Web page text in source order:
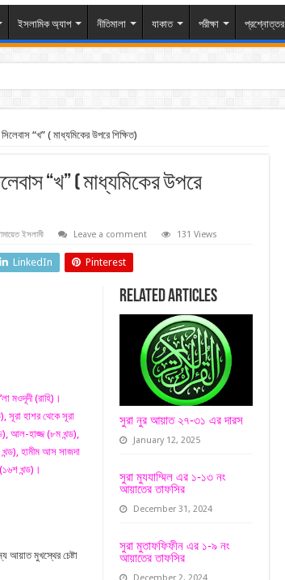
ইসলামিক অ্যাপ নীতিমালা যাকাত পরীক্ষা প্রশ্নোত্তর
“খ” ( মাধ্যমিকের উপরে শিক্ষিত)
“খ” ( মাধ্যমিকের উপরে
ইসলামী Leave a comment 131 Views
LinkedIn Pinterest
Related Articles
সুরা নুর আয়াত ২৭-৩১ এর দারস
January 12, 2025
সুরা মুযযাম্মিল এর ১-১৩ নং
আয়াতের তাফসির
December 31, 2024
সুরা মুতাফফিফীন এর ১-৯ নং
আয়াতের তাফসির
মওদূদী (রাহি)।
হাশর থেকে সূরা
আল-হাজ্জ (৮ম খন্ড),
হামীম আস সাজদা
খন্ড)।
আয়াত মুখস্থের চেষ্টা